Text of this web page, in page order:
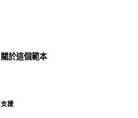
關於這個範本
支援